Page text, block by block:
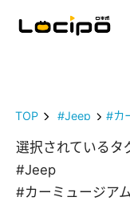
TOP #Jeep #カ
選択されているタ
#Jeep
#カーミュージア